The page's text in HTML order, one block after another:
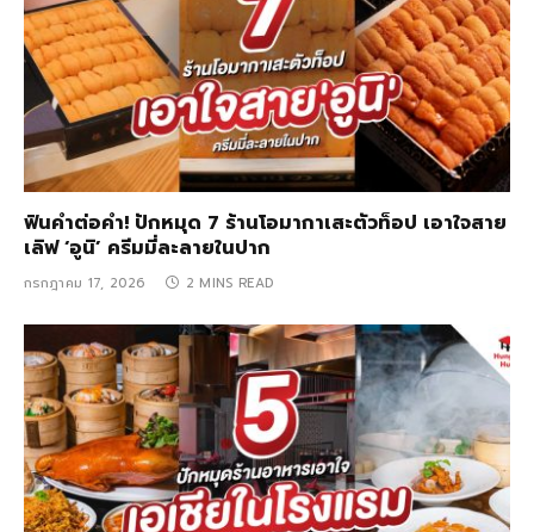
ฟินคำต่อคำ! ปักหมุด 7 ร้านโอมากาเสะตัวท็อป เอาใจสาย
เลิฟ ‘อูนิ’ ครีมมี่ละลายในปาก
กรกฎาคม 17, 2026 2 MINS READ